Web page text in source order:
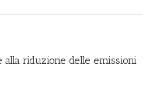
alla riduzione delle emissioni